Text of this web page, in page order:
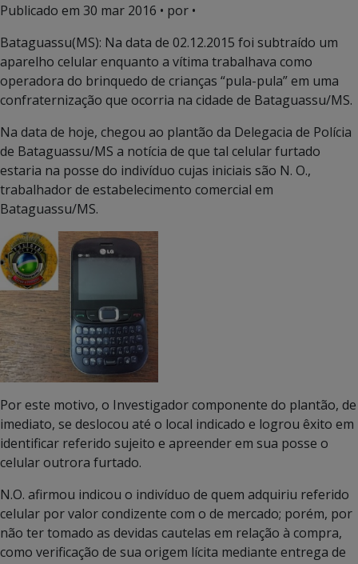
Publicado em 30 mar 2016 • por •
Bataguassu(MS): Na data de 02.12.2015 foi subtraído um
aparelho celular enquanto a vítima trabalhava como
operadora do brinquedo de crianças “pula-pula” em uma
confraternização que ocorria na cidade de Bataguassu/MS.
Na data de hoje, chegou ao plantão da Delegacia de Polícia
de Bataguassu/MS a notícia de que tal celular furtado
estaria na posse do indivíduo cujas iniciais são N. O.,
trabalhador de estabelecimento comercial em
Bataguassu/MS.
Por este motivo, o Investigador componente do plantão, de
imediato, se deslocou até o local indicado e logrou êxito em
identificar referido sujeito e apreender em sua posse o
celular outrora furtado.
N.O. afirmou indicou o indivíduo de quem adquiriu referido
celular por valor condizente com o de mercado; porém, por
não ter tomado as devidas cautelas em relação à compra,
como verificação de sua origem lícita mediante entrega de